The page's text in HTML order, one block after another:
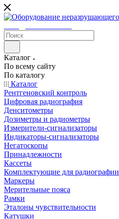
Каталог
По всему сайту
По каталогу
Каталог
Рентгеновский контроль
Цифровая радиография
Денситометры
Дозиметры и радиометры
Измерители-сигнализаторы
Индикаторы-сигнализаторы
Негатоскопы
Принадлежности
Кассеты
Комплектующие для радиографии
Маркеры
Мерительные пояса
Рамки
Эталоны чувствительности
Катушки